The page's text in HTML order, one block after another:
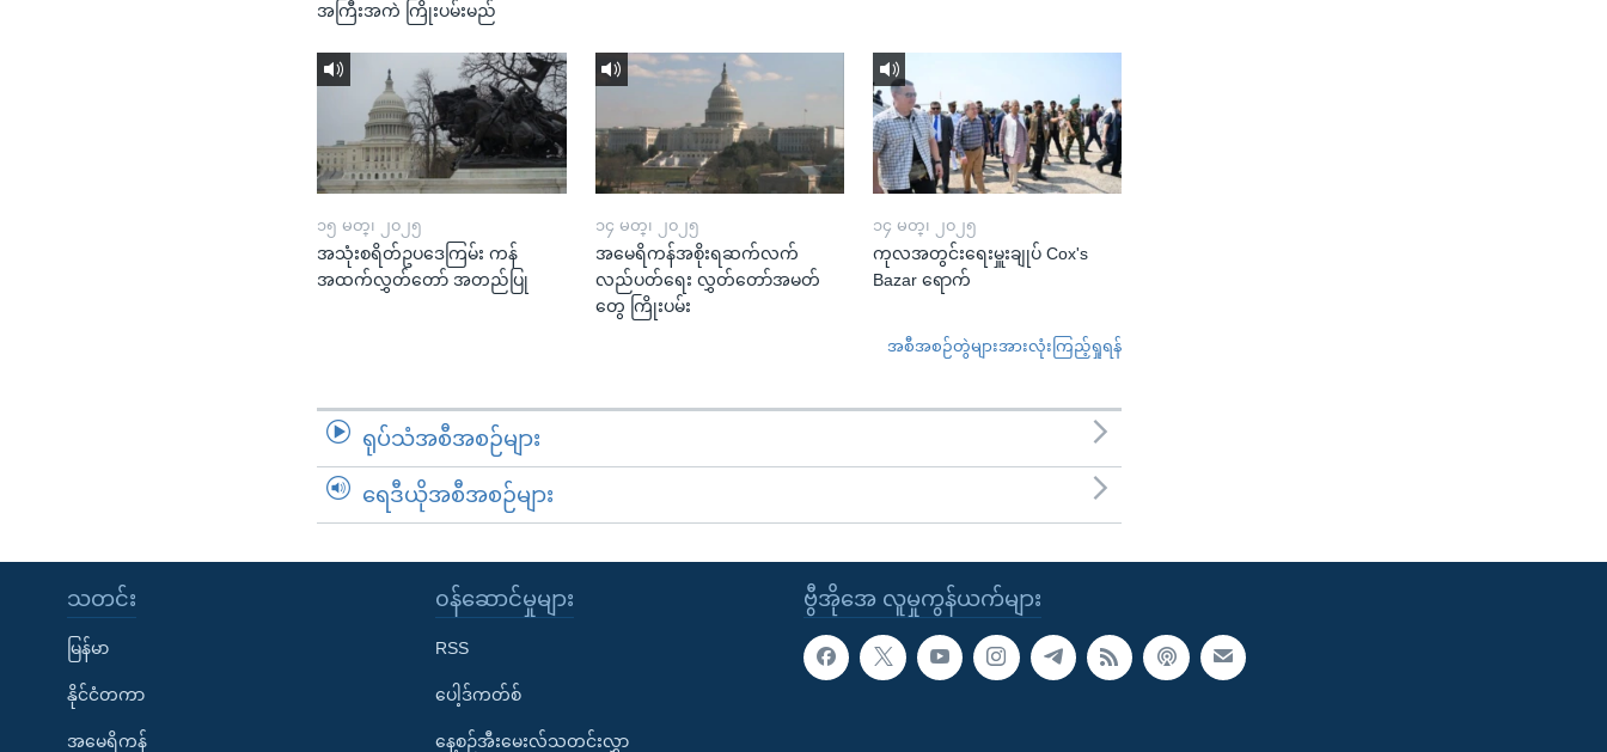
အကြီးအကဲ ကြိုးပမ်းမည်
၁၅ မတ္၊ ၂၀၂၅
အသုံးစရိတ်ဥပဒေကြမ်း ကန်
အထက်လွှတ်တော် အတည်ပြု
၁၄ မတ္၊ ၂၀၂၅
အမေရိကန်အစိုးရဆက်လက်
လည်ပတ်ရေး လွှတ်တော်အမတ်
တွေ ကြိုးပမ်း
၁၄ မတ္၊ ၂၀၂၅
ကုလအတွင်းရေးမှူးချုပ် Cox's
Bazar ရောက်
အစီအစဉ်တွဲများအားလုံးကြည့်ရှုရန်
ရုပ်သံအစီအစဉ်များ
ရေဒီယိုအစီအစဉ်များ
ဗွီအိုအေ လူမှုကွန်ယက်များ
သတင်း
မြန်မာ
နိုင်ငံတကာ
အမေရိကန်
၀န်ဆောင်မှုများ
RSS
ပေါ့ဒ်ကတ်စ်
နေ့စဉ်အီးမေးလ်သတင်းလွှာ